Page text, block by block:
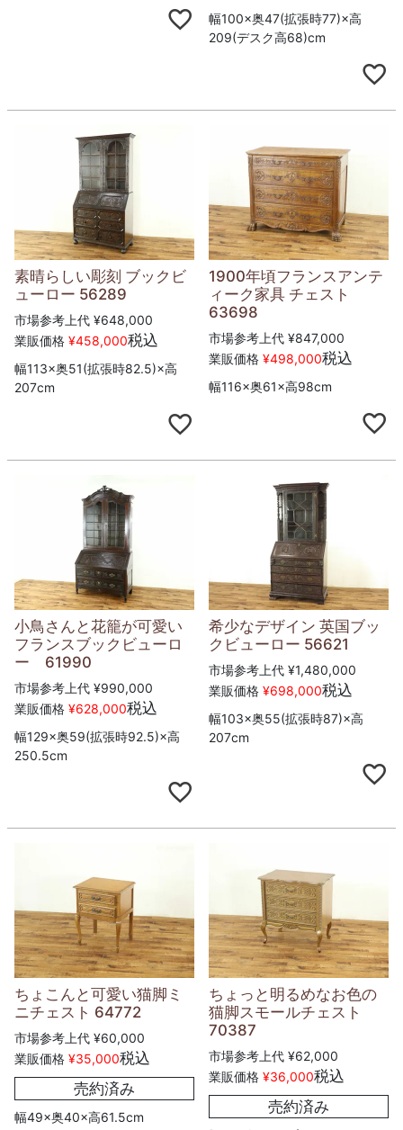
幅100×奥47(拡張時77)×高
209(デスク高68)cm
素晴らしい彫刻 ブックビ
ューロー 56289
市場参考上代 ¥648,000
業販価格 ¥458,000税込
幅113×奥51(拡張時82.5)×高
207cm
1900年頃フランスアンテ
ィーク家具 チェスト
63698
市場参考上代 ¥847,000
業販価格 ¥498,000税込
幅116×奥61×高98cm
小鳥さんと花籠が可愛い
フランスブックビューロ
ー 61990
市場参考上代 ¥990,000
業販価格 ¥628,000税込
幅129×奥59(拡張時92.5)×高
250.5cm
希少なデザイン 英国ブッ
クビューロー 56621
市場参考上代 ¥1,480,000
業販価格 ¥698,000税込
幅103×奥55(拡張時87)×高
207cm
ちょこんと可愛い猫脚ミ
ニチェスト 64772
市場参考上代 ¥60,000
業販価格 ¥35,000税込
売約済み
幅49×奥40×高61.5cm
ちょっと明るめなお色の
猫脚スモールチェスト
70387
市場参考上代 ¥62,000
業販価格 ¥36,000税込
売約済み